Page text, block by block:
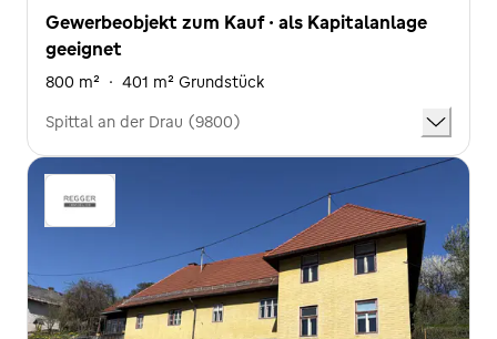
Gewerbeobjekt zum Kauf · als Kapitalanlage
geeignet
800 m² · 401 m² Grundstück
Spittal an der Drau (9800)